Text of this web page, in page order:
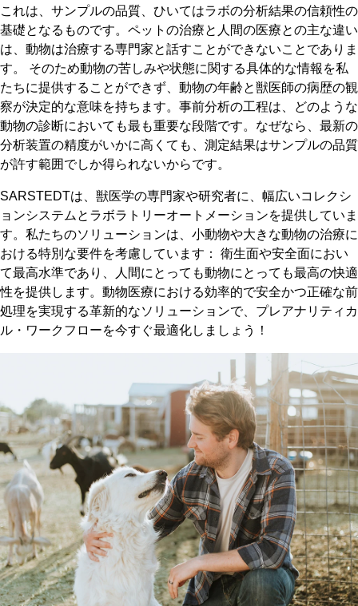
これは、サンプルの品質、ひいてはラボの分析結果の信頼性の
基礎となるものです。ペットの治療と人間の医療との主な違い
は、動物は治療する専門家と話すことができないことでありま
す。 そのため動物の苦しみや状態に関する具体的な情報を私
たちに提供することができず、動物の年齢と獣医師の病歴の観
察が決定的な意味を持ちます。事前分析の工程は、どのような
動物の診断においても最も重要な段階です。なぜなら、最新の
分析装置の精度がいかに高くても、測定結果はサンプルの品質
が許す範囲でしか得られないからです。
SARSTEDTは、獣医学の専門家や研究者に、幅広いコレクシ
ョンシステムとラボラトリーオートメーションを提供していま
す。私たちのソリューションは、小動物や大きな動物の治療に
おける特別な要件を考慮しています： 衛生面や安全面におい
て最高水準であり、人間にとっても動物にとっても最高の快適
性を提供します。動物医療における効率的で安全かつ正確な前
処理を実現する革新的なソリューションで、プレアナリティカ
ル・ワークフローを今すぐ最適化しましょう！